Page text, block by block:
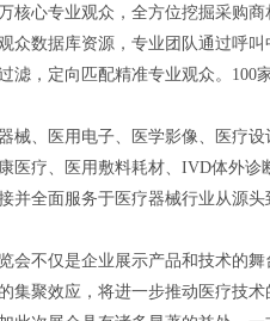
核心专业观众，全方位挖掘采购商
众数据库资源，专业团队通过呼
滤，定向匹配精准专业观众。
械、医用电子、医学影像、医疗
医疗、医用敷料耗材、IVD体外
并全面服务于医疗器械行业从源头
会不仅是企业展示产品和技术的
集聚效应，将进一步推动医疗技